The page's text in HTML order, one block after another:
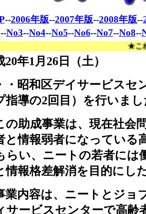
--2006年版--2007年版--2008年版--
--No3--No4--No5--No6--No7--No8--
★これまでメ
20年1 月 26日（土）
・昭和区デイサービス
指導の2回目）を行いま
助成事業は、現在社会
と情報弱者になっている
らい、ニートの若者には
情報格差解消を目的にし
内容は、ニートとジョ
サービスセンターで高齢